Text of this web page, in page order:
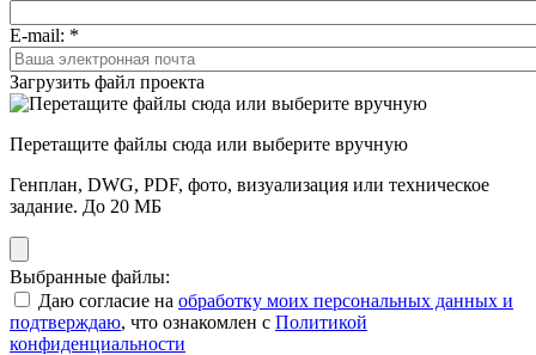
E-mail: *
Загрузить файл проекта
Перетащите файлы сюда или выберите вручную
Генплан, DWG, PDF, фото, визуализация или техническое
задание. До 20 МБ
Выбранные файлы:
Даю согласие на обработку моих персональных данных и
подтверждаю, что ознакомлен с Политикой
конфиденциальности